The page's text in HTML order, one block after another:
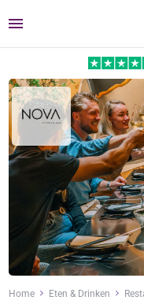
Menu
Home Eten & Drinken